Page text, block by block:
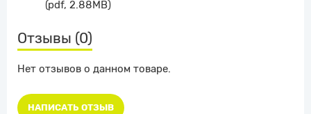
(pdf, 2.88MB)
Отзывы (0)
Нет отзывов о данном товаре.
НАПИСАТЬ ОТЗЫВ